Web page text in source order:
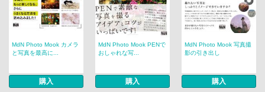
MdN Photo Mook カメラ
と写真を最高に...
購入
MdN Photo Mook PENで
おしゃれな写...
購入
MdN Photo Mook 写真撮
影の引き出し
購入